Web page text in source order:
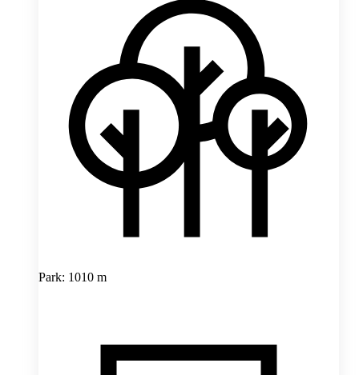
Park: 1010 m